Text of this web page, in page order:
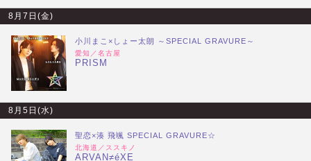
8月7日(金)
小川まこ×しょー太朗 ～SPECIAL GRAVURE～
愛知／名古屋
PRISM
8月5日(水)
聖恋×湊 飛颯 SPECIAL GRAVURE☆
北海道／ススキノ
ARVAN≠éXE